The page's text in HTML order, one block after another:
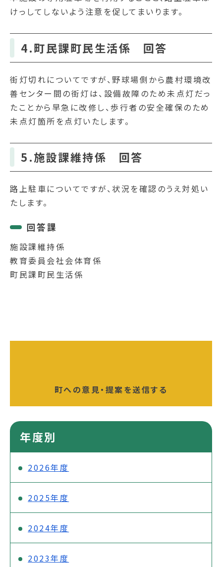
けっしてしないよう注意を促してまいります。
4.町民課町民生活係 回答
街灯切れについてですが、野球場側から農村環境改
善センター間の街灯は、設備故障のため未点灯だっ
たことから早急に改修し、歩行者の安全確保のため
未点灯箇所を点灯いたします。
5.施設課維持係 回答
路上駐車についてですが、状況を確認のうえ対処い
たします。
回答課
施設課維持係
教育委員会社会体育係
町民課町民生活係
町への意見・提案を送信する
年度別
2026年度
2025年度
2024年度
2023年度